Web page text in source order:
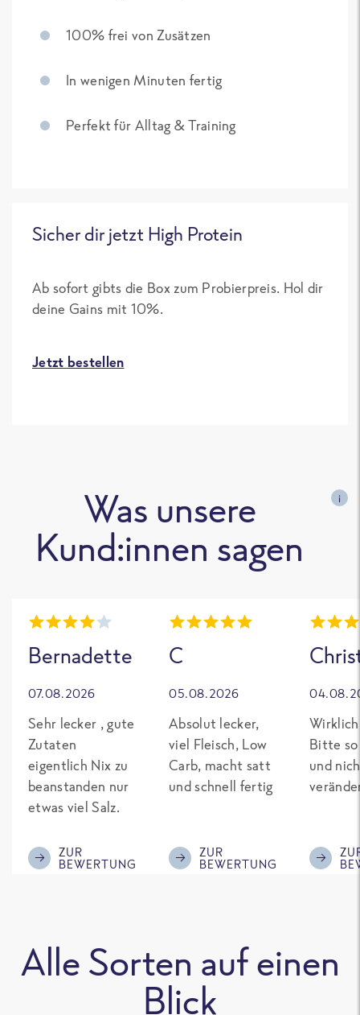
100% frei von Zusätzen
In wenigen Minuten fertig
Perfekt für Alltag & Training
Sicher dir jetzt High Protein
Ab sofort gibts die Box zum Probierpreis. Hol dir
deine Gains mit 10%.
Jetzt bestellen
Was unsere
Kund:innen sagen
i
Bernadette
07.08.2026
Sehr lecker , gute
Zutaten
eigentlich Nix zu
beanstanden nur
etwas viel Salz.
ZUR
BEWERTUNG
C
05.08.2026
Absolut lecker,
viel Fleisch, Low
Carb, macht satt
und schnell fertig
ZUR
BEWERTUNG
Bitte so
und
Alle Sorten auf einen
Blick